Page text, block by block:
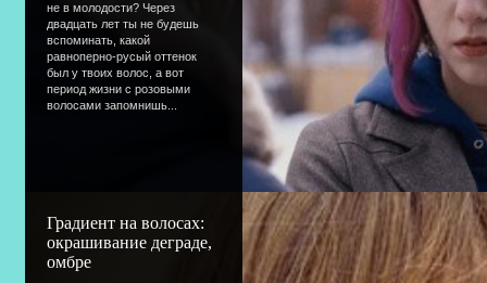
не в молодости? Через
двадцать лет ты не будешь
вспоминать, какой
равноперно-русый оттенок
был у твоих волос, а вот
период жизни с розовыми
волосами запомнишь...
Градиент на волосах:
окрашивание деграде,
омбре